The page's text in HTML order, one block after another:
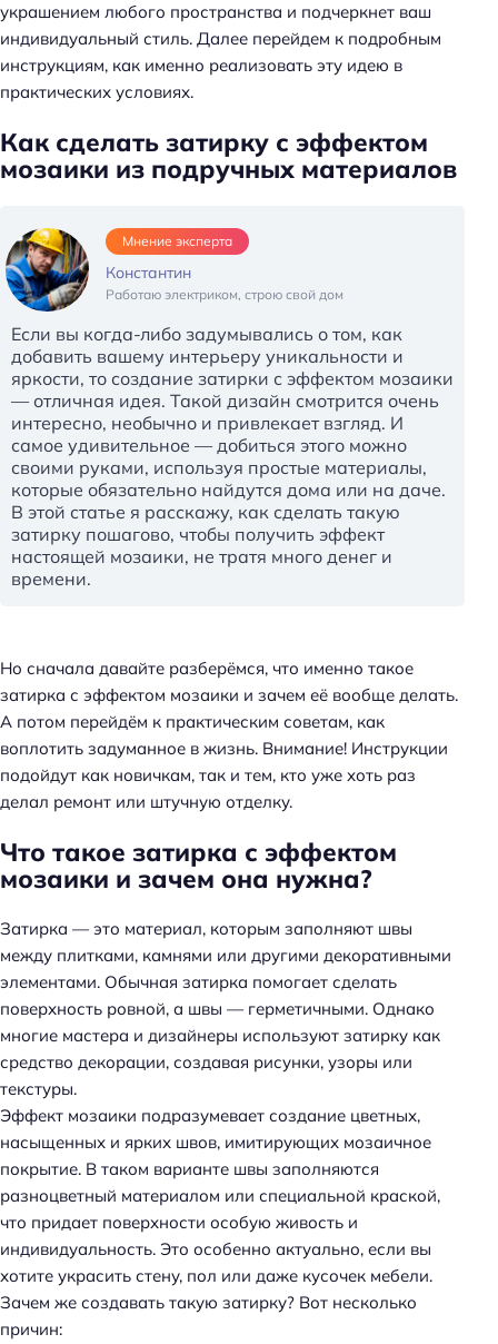
украшением любого пространства и подчеркнет ваш
индивидуальный стиль. Далее перейдем к подробным
инструкциям, как именно реализовать эту идею в
практических условиях.
Как сделать затирку с эффектом
мозаики из подручных материалов
Мнение эксперта
Константин
Работаю электриком, строю свой дом
Если вы когда-либо задумывались о том, как
добавить вашему интерьеру уникальности и
яркости, то создание затирки с эффектом мозаики
— отличная идея. Такой дизайн смотрится очень
интересно, необычно и привлекает взгляд. И
самое удивительное — добиться этого можно
своими руками, используя простые материалы,
которые обязательно найдутся дома или на даче.
В этой статье я расскажу, как сделать такую
затирку пошагово, чтобы получить эффект
настоящей мозаики, не тратя много денег и
времени.
Но сначала давайте разберёмся, что именно такое
затирка с эффектом мозаики и зачем её вообще делать.
А потом перейдём к практическим советам, как
воплотить задуманное в жизнь. Внимание! Инструкции
подойдут как новичкам, так и тем, кто уже хоть раз
делал ремонт или штучную отделку.
Что такое затирка с эффектом
мозаики и зачем она нужна?
Затирка — это материал, которым заполняют швы
между плитками, камнями или другими декоративными
элементами. Обычная затирка помогает сделать
поверхность ровной, а швы — герметичными. Однако
многие мастера и дизайнеры используют затирку как
средство декорации, создавая рисунки, узоры или
текстуры.
Эффект мозаики подразумевает создание цветных,
насыщенных и ярких швов, имитирующих мозаичное
покрытие. В таком варианте швы заполняются
разноцветный материалом или специальной краской,
что придает поверхности особую живость и
индивидуальность. Это особенно актуально, если вы
хотите украсить стену, пол или даже кусочек мебели.
Зачем же создавать такую затирку? Вот несколько
причин: